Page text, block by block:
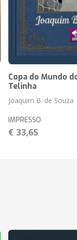
Copa do Mundo
Telinha
Joaquim B. de Souza
IMPRESSO
€ 33,65